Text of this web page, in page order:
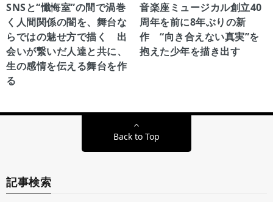
SNSと“懺悔室”の間で渦巻
く人間関係の闇を、舞台な
らではの魅せ方で描く 出
会いが繋いだ人達と共に、
生の感情を伝える舞台を作
る
音楽座ミュージカル創立40
周年を前に8年ぶりの新
作 “向き合えない真実”を
抱えた少年を描き出す
Back to Top
記事検索